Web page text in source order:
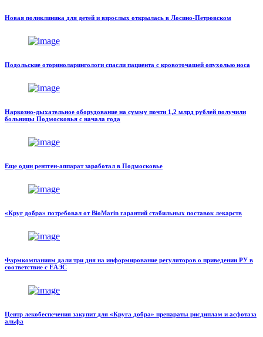
Новая поликлиника для детей и взрослых открылась в Лосино-Петровском
Подольские оториноларингологи спасли пациента с кровоточащей опухолью носа
Наркозно-дыхательное оборудование на сумму почти 1,2 млрд рублей получили
больницы Подмосковья с начала года
Еще один рентген-аппарат заработал в Подмосковье
«Круг добра» потребовал от BioMarin гарантий стабильных поставок лекарств
Фармкомпаниям дали три дня на информирование регуляторов о приведении РУ в
соответствие с ЕАЭС
Центр лекобеспечения закупит для «Круга добра» препараты рисдиплам и асфотаза
альфа